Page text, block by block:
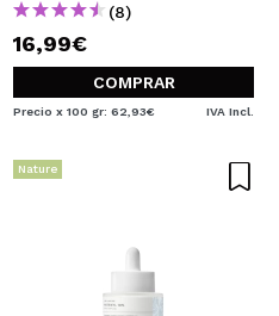
(8)
16,99€
COMPRAR
Precio x 100 gr: 62,93€ IVA Incl.
Nature